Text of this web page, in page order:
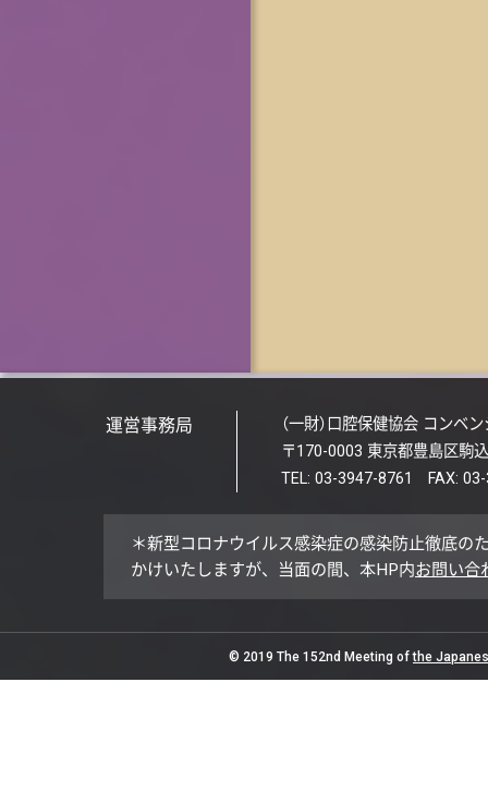
運営事務局
（一財）口腔保健協会 コンベ
〒170-0003 東京都豊島区駒
TEL: 03-3947-8761 FAX:
＊新型コロナウイルス感染症の感染防止徹底の
かけいたしますが、当面の間、本HP内お問い合
© 2019 The 152nd Meeting ofthe